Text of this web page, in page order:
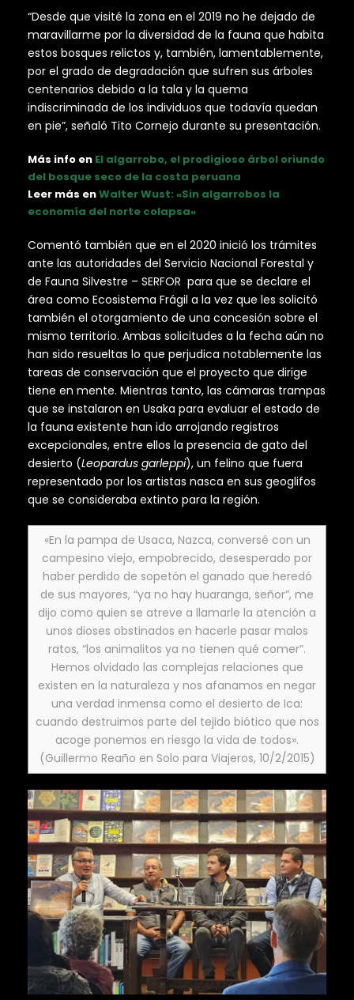
“Desde que visité la zona en el 2019 no he dejado de
maravillarme por la diversidad de la fauna que habita
estos bosques relictos y, también, lamentablemente,
por el grado de degradación que sufren sus árboles
centenarios debido a la tala y la quema
indiscriminada de los individuos que todavía quedan
en pie”, señaló Tito Cornejo durante su presentación.
Más info en El algarrobo, el prodigioso árbol oriundo
del bosque seco de la costa peruana
Leer más enWalter Wust: «Sin algarrobos la
economía del norte colapsa»
Comentó también que en el 2020 inició los trámites
ante las autoridades del Servicio Nacional Forestal y
de Fauna Silvestre – SERFOR para que se declare el
área como Ecosistema Frágil a la vez que les solicitó
también el otorgamiento de una concesión sobre el
mismo territorio. Ambas solicitudes a la fecha aún no
han sido resueltas lo que perjudica notablemente las
tareas de conservación que el proyecto que dirige
tiene en mente. Mientras tanto, las cámaras trampas
que se instalaron en Usaka para evaluar el estado de
la fauna existente han ido arrojando registros
excepcionales, entre ellos la presencia de gato del
desierto (Leopardus garleppi), un felino que fuera
representado por los artistas nasca en sus geoglifos
que se consideraba extinto para la región.
«En la pampa de Usaca, Nazca, conversé con un
campesino viejo, empobrecido, desesperado por
haber perdido de sopetón el ganado que heredó
de sus mayores, “ya no hay huaranga, señor”, me
dijo como quien se atreve a llamarle la atención a
unos dioses obstinados en hacerle pasar malos
ratos, “los animalitos ya no tienen qué comer”.
Hemos olvidado las complejas relaciones que
existen en la naturaleza y nos afanamos en negar
una verdad inmensa como el desierto de Ica:
cuando destruimos parte del tejido biótico que nos
acoge ponemos en riesgo la vida de todos».
(Guillermo Reaño en Solo para Viajeros, 10/2/2015)